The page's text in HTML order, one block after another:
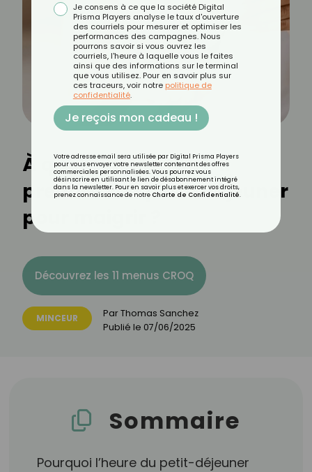
À quelle heure faut-il
prendre son petit-déjeuner
pour maigrir ?
Découvrez les 11 menus CROQ
MINCEUR ParThomas Sanchez
Publié le 07/06/2025
Sommaire
Pourquoi l’heure du petit-déjeuner
Je consens à ce que la société Digital
Prisma Players analyse le taux d'ouverture
des courriels pour mesurer et optimiser les
performances des campagnes. Nous
pourrons savoir si vous ouvrez les
courriels, l'heure à laquelle vous le faites
ainsi que des informations sur le terminal
que vous utilisez. Pour en savoir plus sur
ces traceurs, voir notre politique de
confidentialité.
Je reçois mon cadeau !
Votre adresse email sera utilisée par Digital Prisma Players
pour vous envoyer votre newsletter contenant des offres
commerciales personnalisées. Vous pourrez vous
désinscrire en utilisant le lien de désabonnement intégré
dans la newsletter. Pour en savoir plus et exercer vos droits,
prenez connaissance de notre Charte de Confidentialité.